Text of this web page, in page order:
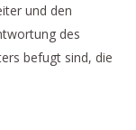
und den
des
befugt sind, die